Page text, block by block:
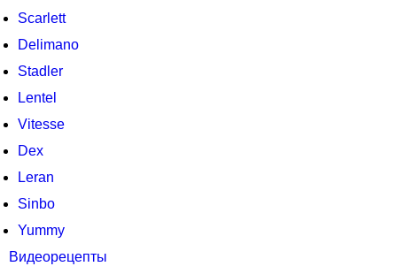
Scarlett
Delimano
Stadler
Lentel
Vitesse
Dex
Leran
Sinbo
Yummy
Видеорецепты